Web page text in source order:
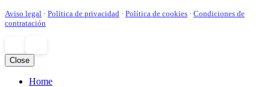
Aviso legal · Política de privacidad · Política de cookies · Condiciones de
contratación
Close
Home